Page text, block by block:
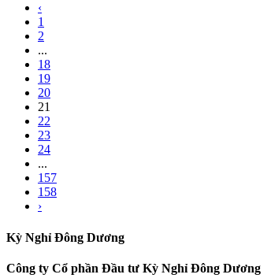
‹
1
2
...
18
19
20
21
22
23
24
...
157
158
›
Kỳ Nghỉ Đông Dương
Công ty Cổ phần Đầu tư Kỳ Nghỉ Đông Dương